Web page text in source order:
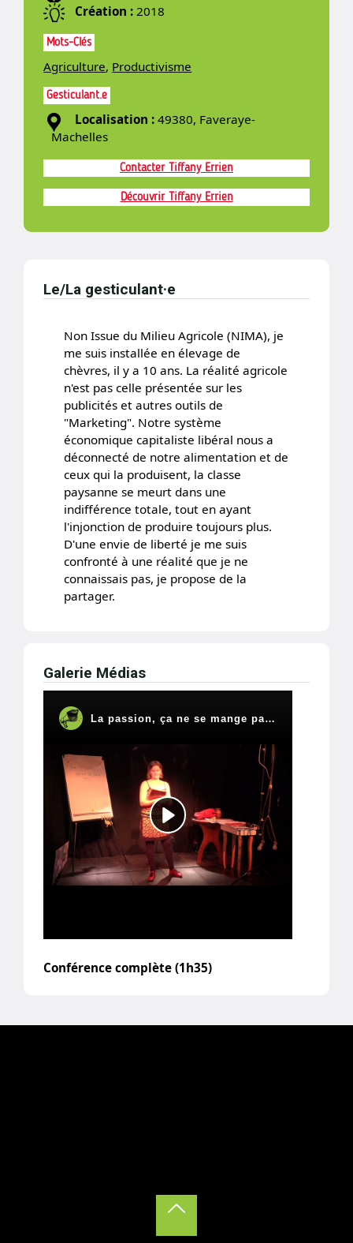
Création : 2018
Mots-Clés
Agriculture, Productivisme
Gesticulant.e
Localisation :49380, Faveraye-
Machelles
Contacter Tiffany Errien
Découvrir Tiffany Errien
Le/La gesticulant·e
Non Issue du Milieu Agricole (NIMA), je
me suis installée en élevage de
chèvres, il y a 10 ans. La réalité agricole
n'est pas celle présentée sur les
publicités et autres outils de
"Marketing". Notre système
économique capitaliste libéral nous a
déconnecté de notre alimentation et de
ceux qui la produisent, la classe
paysanne se meurt dans une
indifférence totale, tout en ayant
l'injonction de produire toujours plus.
D'une envie de liberté je me suis
confronté à une réalité que je ne
connaissais pas, je propose de la
partager.
Galerie Médias
Conférence complète (1h35)
Back